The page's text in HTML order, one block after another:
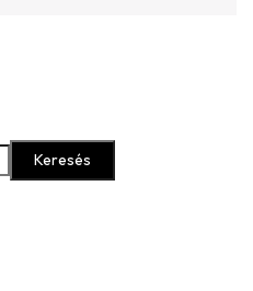
Keresés